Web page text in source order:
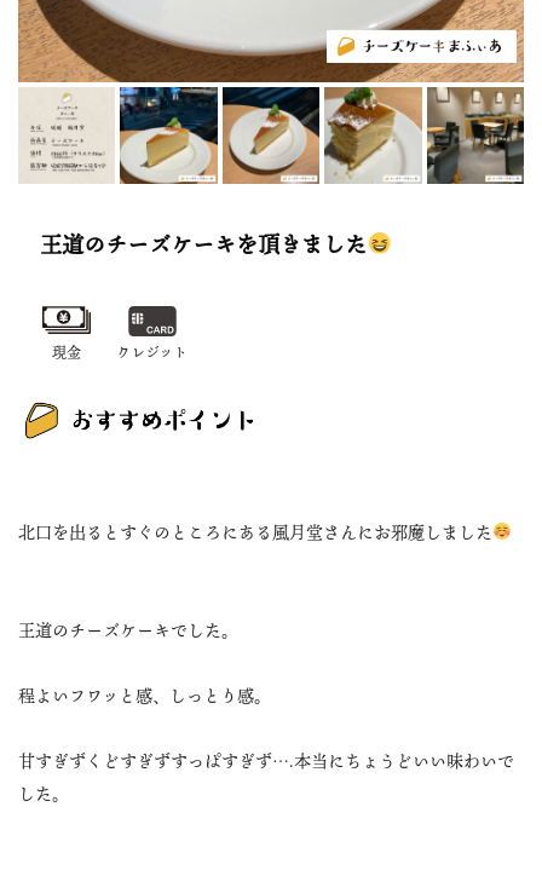
王道のチーズケーキを頂きました
現金 クレジット
北口を出るとすぐのところにある風月堂さんにお邪魔しました
王道のチーズケーキでした。
程よいフワッと感、しっとり感。
甘すぎずくどすぎずすっぱすぎず….本当にちょうどいい味わいで
した。